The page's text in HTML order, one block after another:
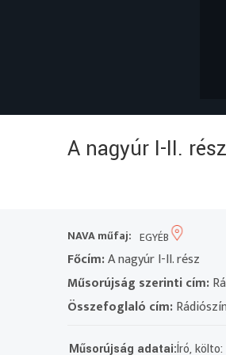
A nagyúr I-II. rész
NAVA műfaj: EGYÉB
Főcím:A nagyúr I-II. rész
Műsorújság szerinti cím:
Összefoglaló cím:
Műsorújság adatai:Író,